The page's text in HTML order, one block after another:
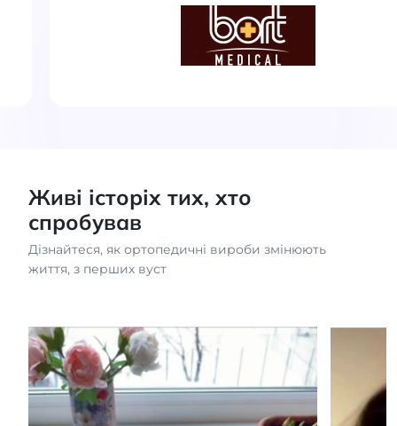
Живі історіх тих, хто
спробував
Дізнайтеся, як ортопедичні вироби змінюють
життя, з перших вуст